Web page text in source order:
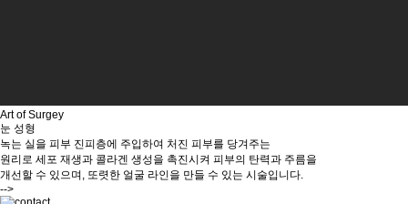
Art of Surgey
눈 성형
녹는 실을 피부 진피층에 주입하여 처진 피부를 당겨주는
원리로 세포 재생과 콜라겐 생성을 촉진시켜 피부의 탄력과 주름을
개선할 수 있으며, 또렷한 얼굴 라인을 만들 수 있는 시술입니다.
-->